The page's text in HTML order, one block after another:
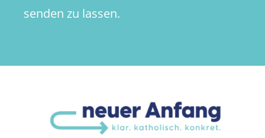
senden zu lassen.